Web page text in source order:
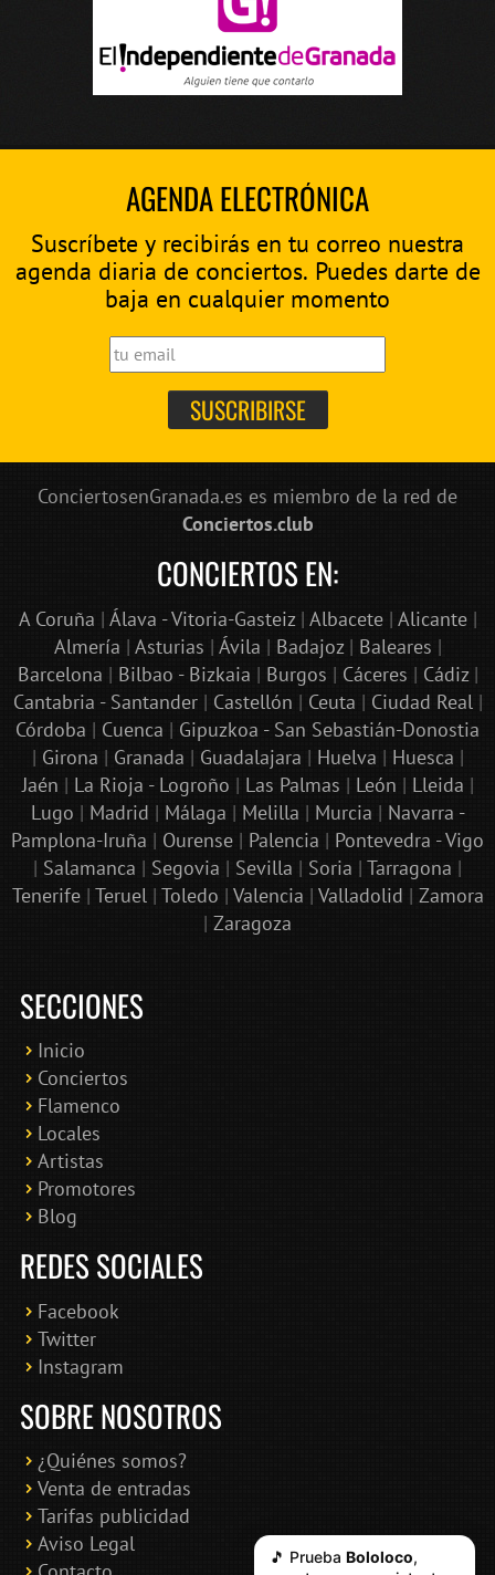
AGENDA ELECTRÓNICA
Suscríbete y recibirás en tu correo nuestra
agenda diaria de conciertos. Puedes darte de
baja en cualquier momento
ConciertosenGranada.es es miembro de la red de
Conciertos.club
CONCIERTOS EN:
A Coruña | Álava - Vitoria-Gasteiz| Albacete| Alicante|
Almería | Asturias | Ávila | Badajoz| Baleares |
Barcelona | Bilbao - Bizkaia | Burgos | Cáceres | Cádiz|
Cantabria - Santander| Castellón | Ceuta | Ciudad Real|
Córdoba | Cuenca | Gipuzkoa - San Sebastián-Donostia
| Girona | Granada | Guadalajara | Huelva | Huesca |
Jaén | La Rioja - Logroño | Las Palmas | León | Lleida |
Lugo | Madrid | Málaga | Melilla | Murcia | Navarra -
Pamplona-Iruña | Ourense | Palencia | Pontevedra - Vigo
| Salamanca | Segovia | Sevilla | Soria | Tarragona |
Tenerife| Teruel| Toledo | Valencia | Valladolid | Zamora
| Zaragoza
SECCIONES
Inicio
Conciertos
Flamenco
Locales
Artistas
Promotores
Blog
REDES SOCIALES
Facebook
Twitter
Instagram
SOBRE NOSOTROS
¿Quiénes somos?
Venta de entradas
Tarifas publicidad
Aviso Legal
🎵 Prueba Bololoco,